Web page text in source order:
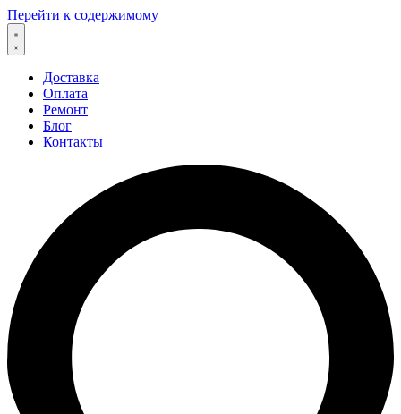
Перейти к содержимому
Доставка
Оплата
Ремонт
Блог
Контакты